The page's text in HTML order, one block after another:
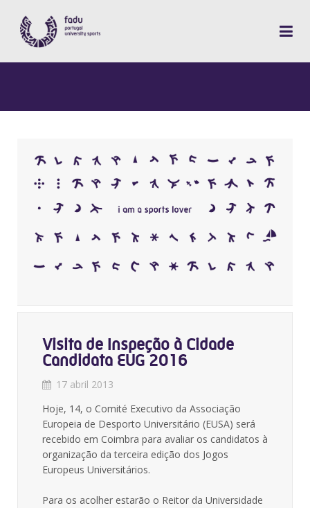
Visita de Inspeção à Cidade
Candidata EUG 2016
17 abril 2013
Hoje, 14, o Comité Executivo da Associação
Europeia de Desporto Universitário (EUSA) será
recebido em Coimbra para avaliar os candidatos à
organização da terceira edição dos Jogos
Europeus Universitários.
Para os acolher estarão o Reitor da Universidade